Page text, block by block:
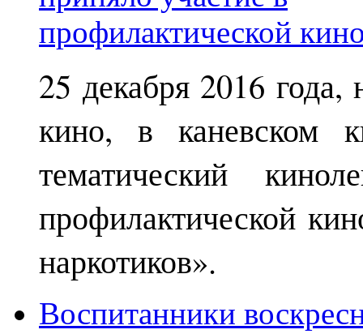
25 декабря 2016
кино, в каневском
тематический
профилактической
наркотиков».
Воспитанники